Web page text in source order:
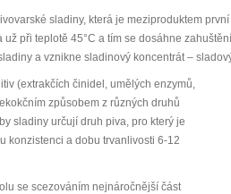
sladiny, která je meziproduktem
při teplotě 45°C a tím se dosáhne
a vznikne sladinový koncentrát –
(extrakčích činidel, umělých enzymů,
způsobem z různých druhů
sladiny určují druh piva, pro který je
konzistenci a dobu trvanlivosti 6-12
se scezováním nejnáročnější část